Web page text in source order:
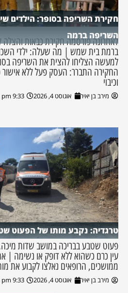
חקירת השריפה בסופר: הילדים
השריפה ברמה
לאחרונה פורסמה חקירת כבאות והצלה
ברמת בית שמש | מה שעלה: ילדי
למעשה הצליחו להצית את השריפה
החקירה התברר: העסק פעל ללא אישור
וכיבוי
מירב בן יאיר אוגוסט 4, 2026 9:33 pm
טרגדיה: נקבע מותו של הפעוט
פעוט שטבע בבריכה במושב שדות
עין כרם כשהוא ללא דופק או נשימה |
ממושכים, הרופאים נאלצו לקבוע את
מירב בן יאיר אוגוסט 4, 2026 9:33 pm